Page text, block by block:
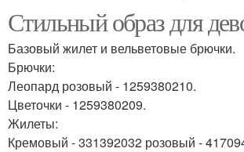
Стильный образ для
Базовый жилет и вельветовые брючки.
Брючки:
Леопард розовый - 1259380210.
Цветочки - 1259380209.
Жилеты:
Кремовый - 331392032 розовый -